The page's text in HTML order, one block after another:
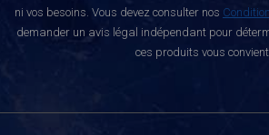
ni vos besoins. Vous devez consulter nos
demander un avis légal indépendant pour
ces produits vous